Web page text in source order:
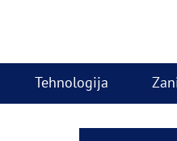
Tehnologija